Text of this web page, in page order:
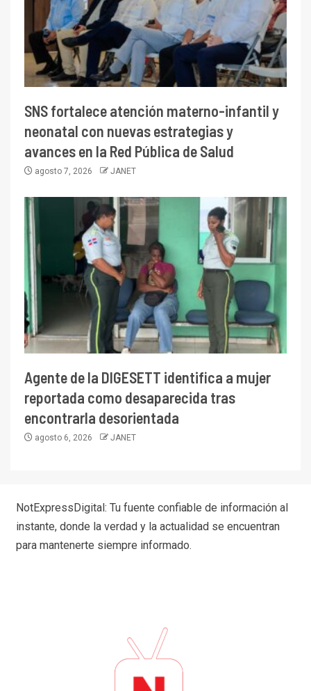
SNS fortalece atención materno-infantil y
neonatal con nuevas estrategias y
avances en la Red Pública de Salud
agosto 7, 2026 JANET
Agente de la DIGESETT identifica a mujer
reportada como desaparecida tras
encontrarla desorientada
agosto 6, 2026 JANET
NotExpressDigital: Tu fuente confiable de información al
instante, donde la verdad y la actualidad se encuentran
para mantenerte siempre informado.